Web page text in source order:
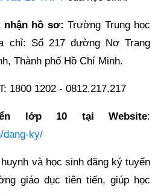
nhận hồ sơ: Trường Trung học
chỉ: Số 217 đường Nơ Trang
Thành phố Hồ Chí Minh.
1800 1202 - 0812.217.217
lớp 10 tại Website:
dang-ky/
và học sinh đăng ký tuyển
giáo dục tiên tiến, giúp học